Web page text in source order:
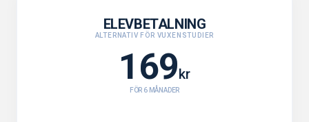
ELEVBETALNING
ALTERNATIV FÖR VUXENSTUDIER
169kr
FÖR 6 MÅNADER